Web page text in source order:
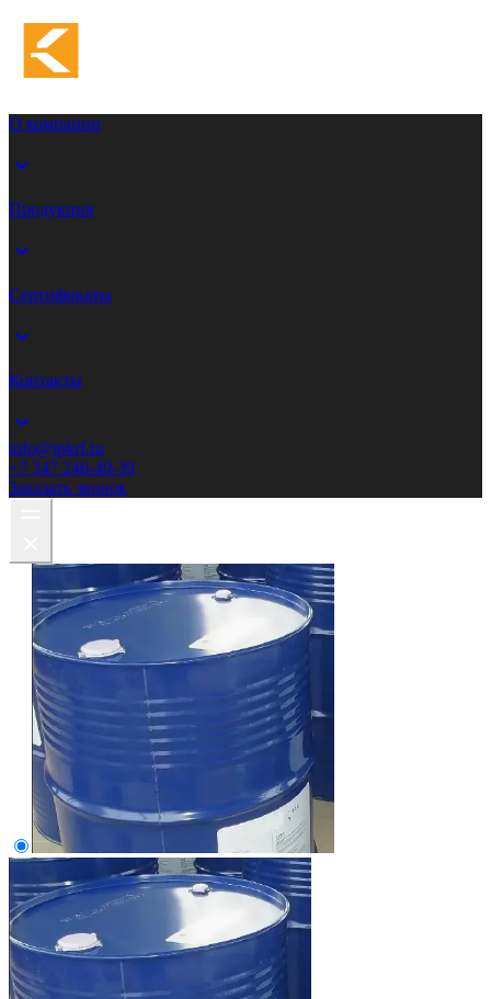
О компании
Продукция
Сертификаты
Контакты
info@tpkrf.ru
+7 347 246-49-39
Заказать звонок